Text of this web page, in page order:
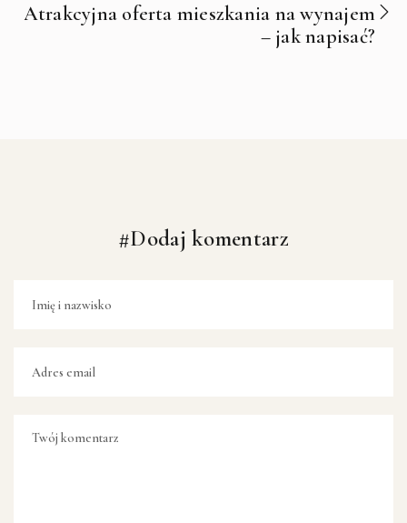
Atrakcyjna oferta mieszkania na wynajem
– jak napisać?
#Dodaj komentarz